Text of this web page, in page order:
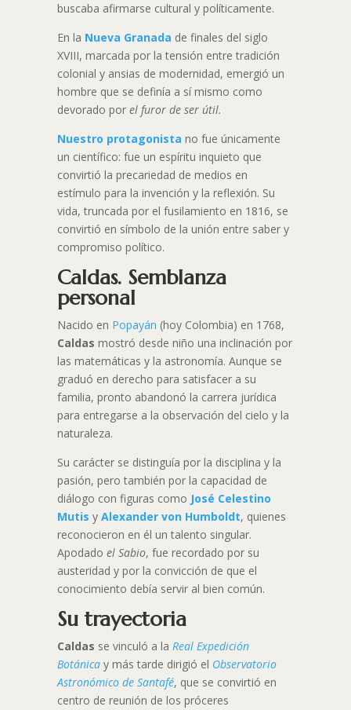
buscaba afirmarse cultural y políticamente.
En la Nueva Granada de finales del siglo
XVIII, marcada por la tensión entre tradición
colonial y ansias de modernidad, emergió un
hombre que se definía a sí mismo como
devorado por el furor de ser útil.
Nuestro protagonista no fue únicamente
un científico: fue un espíritu inquieto que
convirtió la precariedad de medios en
estímulo para la invención y la reflexión. Su
vida, truncada por el fusilamiento en 1816, se
convirtió en símbolo de la unión entre saber y
compromiso político.
Caldas. Semblanza
personal
Nacido en Popayán (hoy Colombia) en 1768,
Caldas mostró desde niño una inclinación por
las matemáticas y la astronomía. Aunque se
graduó en derecho para satisfacer a su
familia, pronto abandonó la carrera jurídica
para entregarse a la observación del cielo y la
naturaleza.
Su carácter se distinguía por la disciplina y la
pasión, pero también por la capacidad de
diálogo con figuras como José Celestino
Mutis y Alexander von Humboldt, quienes
reconocieron en él un talento singular.
Apodado el Sabio, fue recordado por su
austeridad y por la convicción de que el
conocimiento debía servir al bien común.
Su trayectoria
Caldas se vinculó a la Real Expedición
Botánicay más tarde dirigió el Observatorio
Astronómico de Santafé, que se convirtió en
centro de reunión de los próceres